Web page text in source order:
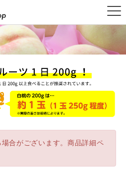
合がございます。商品詳細ペ